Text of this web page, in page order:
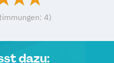
4)
dazu: